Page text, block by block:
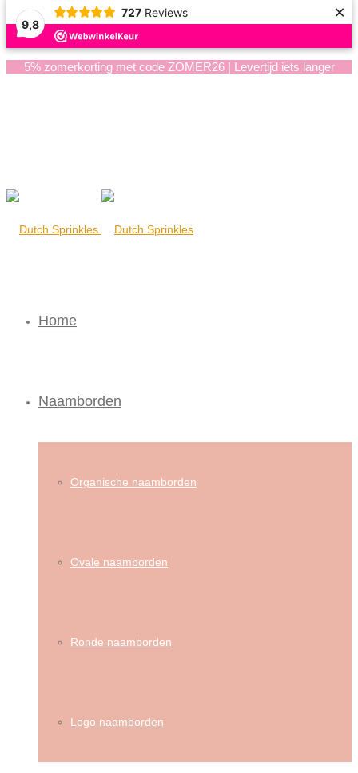
9,8
727 Reviews ×
5% zomerkorting met code ZOMER26 | Levertijd iets langer
Home
Naamborden
Organische naamborden
Ovale naamborden
Ronde naamborden
Logo naamborden